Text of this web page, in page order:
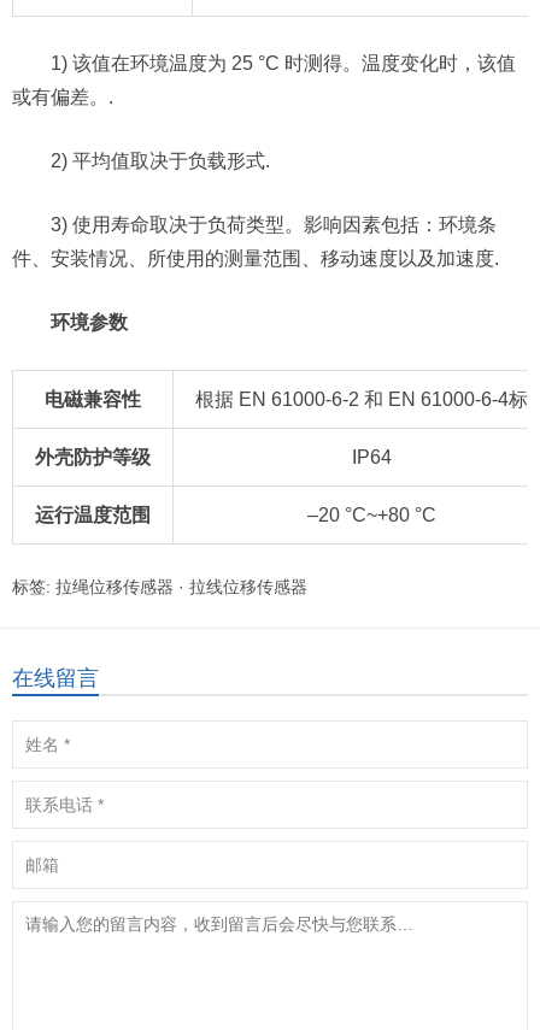
1) 该值在环境温度为 25 °C 时测得。温度变化时，该值
或有偏差。.
2) 平均值取决于负载形式.
3) 使用寿命取决于负荷类型。影响因素包括：环境条
件、安装情况、所使用的测量范围、移动速度以及加速度.
环境参数
电磁兼容性 根据 EN 61000-6-2 和 EN 61000-6-4标
外壳防护等级 IP64
运行温度范围 –20 °C~+80 °C
标签: 拉绳位移传感器 · 拉线位移传感器
在线留言